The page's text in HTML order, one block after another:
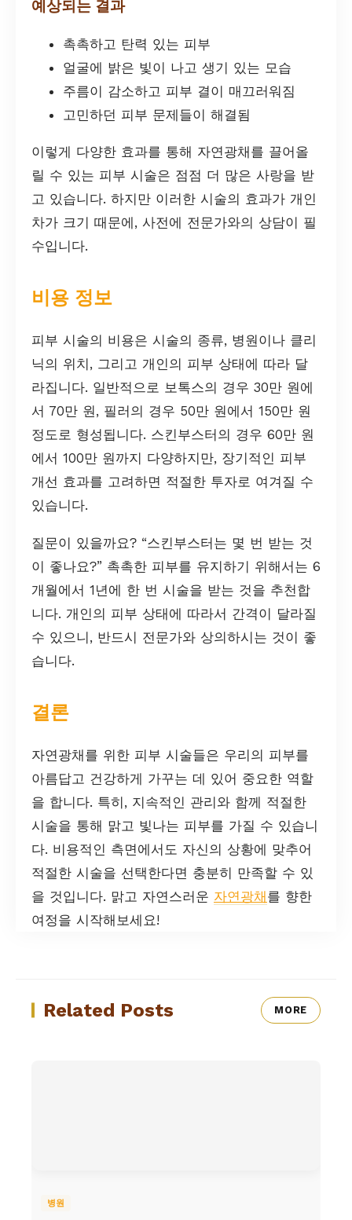
예상되는 결과
촉촉하고 탄력 있는 피부
얼굴에 밝은 빛이 나고 생기 있는 모습
주름이 감소하고 피부 결이 매끄러워짐
고민하던 피부 문제들이 해결됨
이렇게 다양한 효과를 통해 자연광채를 끌어올
릴 수 있는 피부 시술은 점점 더 많은 사랑을 받
고 있습니다. 하지만 이러한 시술의 효과가 개인
차가 크기 때문에, 사전에 전문가와의 상담이 필
수입니다.
비용 정보
피부 시술의 비용은 시술의 종류, 병원이나 클리
닉의 위치, 그리고 개인의 피부 상태에 따라 달
라집니다. 일반적으로 보톡스의 경우 30만 원에
서 70만 원, 필러의 경우 50만 원에서 150만 원
정도로 형성됩니다. 스킨부스터의 경우 60만 원
에서 100만 원까지 다양하지만, 장기적인 피부
개선 효과를 고려하면 적절한 투자로 여겨질 수
있습니다.
질문이 있을까요? “스킨부스터는 몇 번 받는 것
이 좋나요?” 촉촉한 피부를 유지하기 위해서는 6
개월에서 1년에 한 번 시술을 받는 것을 추천합
니다. 개인의 피부 상태에 따라서 간격이 달라질
수 있으니, 반드시 전문가와 상의하시는 것이 좋
습니다.
결론
자연광채를 위한 피부 시술들은 우리의 피부를
아름답고 건강하게 가꾸는 데 있어 중요한 역할
을 합니다. 특히, 지속적인 관리와 함께 적절한
시술을 통해 맑고 빛나는 피부를 가질 수 있습니
다. 비용적인 측면에서도 자신의 상황에 맞추어
적절한 시술을 선택한다면 충분히 만족할 수 있
을 것입니다. 맑고 자연스러운 자연광채를 향한
여정을 시작해보세요!
Related Posts MORE
병원